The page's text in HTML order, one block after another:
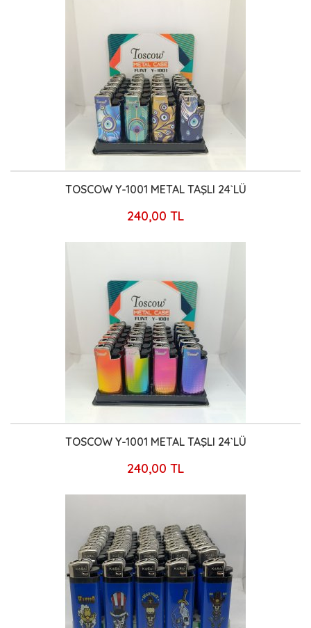
TOSCOW Y-1001 METAL TAŞLI 24`LÜ
240,00 TL
TOSCOW Y-1001 METAL TAŞLI 24`LÜ
240,00 TL